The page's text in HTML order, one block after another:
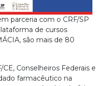
parceria com o CRF/SP
de cursos
são mais de 80
Conselheiros Federais e
farmacêutico na